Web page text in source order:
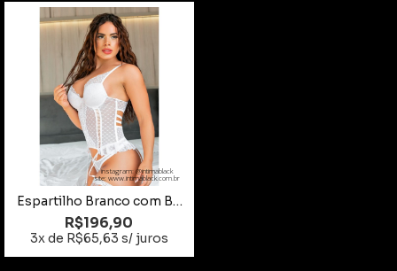
instagram: @intimablack
site: www.intimablack.com.br
Espartilho Branco com Bojo Tamanho G
R$196,90
3x de R$65,63 s/ juros